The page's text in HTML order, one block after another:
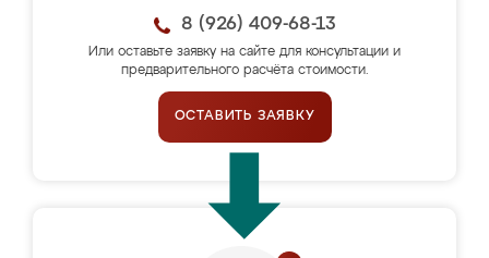
8 (926) 409-68-13
Или оставьте заявку на сайте для консультации и
предварительного расчёта стоимости.
ОСТАВИТЬ ЗАЯВКУ